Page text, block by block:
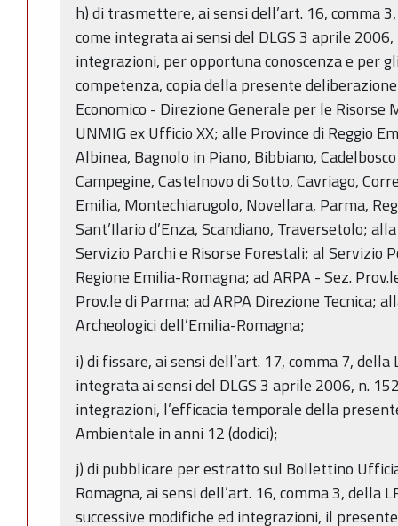
h) di trasmettere, ai sensi dell’art. 16, comma
come integrata ai sensi del DLGS 3 aprile
integrazioni, per opportuna conoscenza e per
competenza, copia della presente
Economico - Direzione Generale per le Risorse
UNMIG ex Ufficio XX; alle Province di Reggio
Albinea, Bagnolo in Piano, Bibbiano,
Campegine, Castelnovo di Sotto, Cavriago,
Emilia, Montechiarugolo, Novellara, Parma,
Sant’Ilario d’Enza, Scandiano, Traversetolo;
Servizio Parchi e Risorse Forestali; al Servizio
Regione Emilia-Romagna; ad ARPA - Sez.
Prov.le di Parma; ad ARPA Direzione Tecnica;
Archeologici dell’Emilia-Romagna;
i) di fissare, ai sensi dell’art. 17, comma 7,
integrata ai sensi del DLGS 3 aprile 2006, n.
integrazioni, l’efficacia temporale della
Ambientale in anni 12 (dodici);
j) di pubblicare per estratto sul Bollettino
Romagna, ai sensi dell’art. 16, comma 3, della
successive modifiche ed integrazioni, il